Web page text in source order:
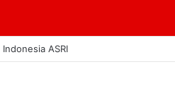
Program Harus Berdampak